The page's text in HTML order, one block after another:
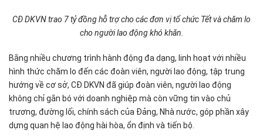
CĐ DKVN trao 7 tỷ đồng hỗ trợ cho các đơn vị tổ chức Tết và chăm lo
cho người lao động khó khăn.
Bằng nhiều chương trình hành động đa dạng, linh hoạt với nhiều
hình thức chăm lo đến các đoàn viên, người lao động, tập trung
hướng về cơ sở, CĐ DKVN đã giúp đoàn viên, người lao động
không chỉ gắn bó với doanh nghiệp mà còn vững tin vào chủ
trương, đường lối, chính sách của Đảng, Nhà nước, góp phần xây
dựng quan hệ lao động hài hòa, ổn định và tiến bộ.